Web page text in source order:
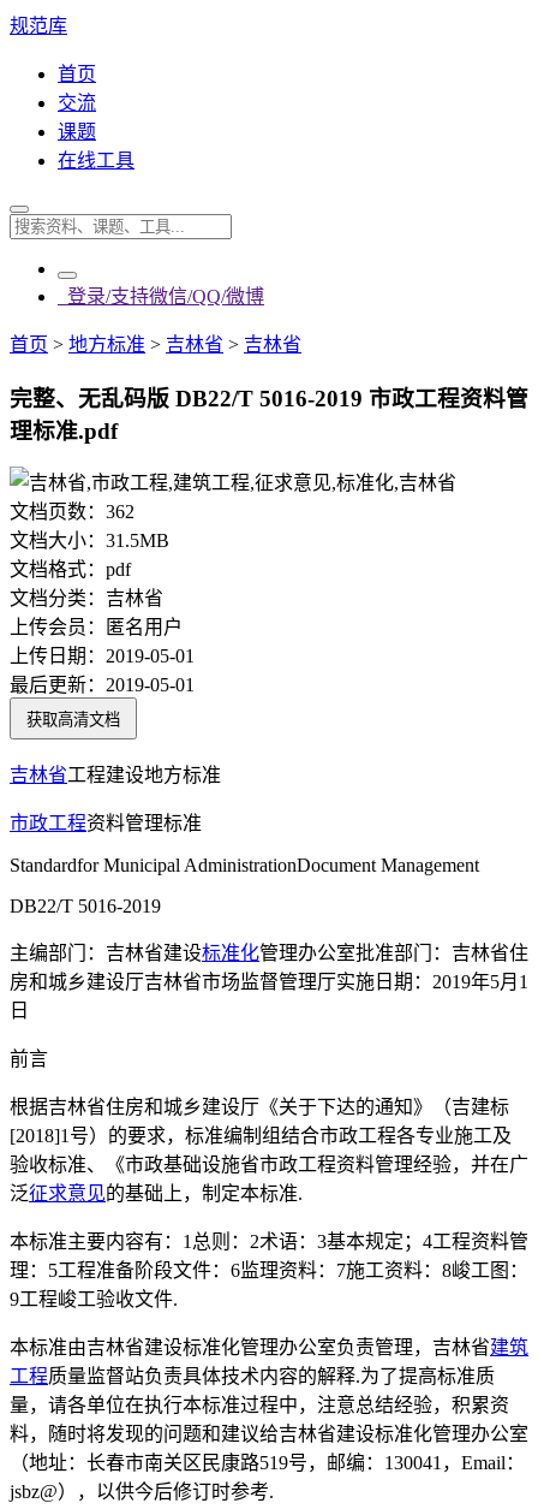
规范库
首页
交流
课题
在线工具
登录/支持微信/QQ/微博
首页 > 地方标准 > 吉林省 > 吉林省
完整、无乱码版 DB22/T 5016-2019 市政工程资料管
理标准.pdf
文档页数： 362
文档大小： 31.5MB
文档格式： pdf
文档分类： 吉林省
上传会员：
匿名用户
上传日期： 2019-05-01
最后更新： 2019-05-01
获取高清文档
吉林省工程建设地方标准
市政工程资料管理标准
Standardfor Municipal AdministrationDocument Management
DB22/T 5016-2019
主编部门：吉林省建设标准化管理办公室批准部门：吉林省住
房和城乡建设厅吉林省市场监督管理厅实施日期：2019年5月1
日
前言
根据吉林省住房和城乡建设厅《关于下达的通知》（吉建标
[2018]1号）的要求，标准编制组结合市政工程各专业施工及
验收标准、《市政基础设施省市政工程资料管理经验，并在广
泛征求意见的基础上，制定本标准.
本标准主要内容有：1总则：2术语：3基本规定；4工程资料管
理：5工程准备阶段文件：6监理资料：7施工资料：8峻工图：
9工程峻工验收文件.
本标准由吉林省建设标准化管理办公室负责管理，吉林省建筑
工程质量监督站负责具体技术内容的解释.为了提高标准质
量，请各单位在执行本标准过程中，注意总结经验，积累资
料，随时将发现的问题和建议给吉林省建设标准化管理办公室
（地址：长春市南关区民康路519号，邮编：130041，Email：
jsbz@），以供今后修订时参考.